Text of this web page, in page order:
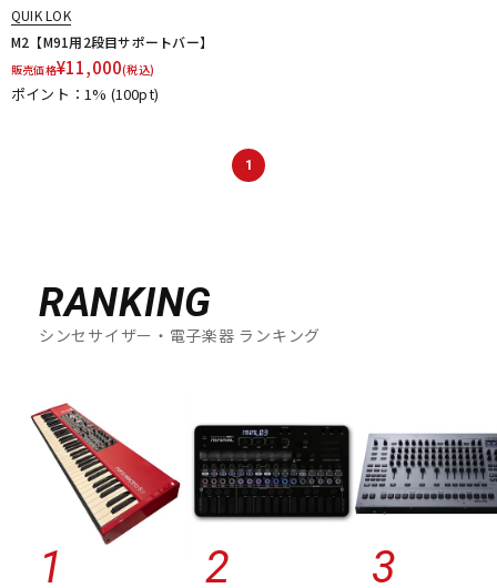
QUIK LOK
M2【M91用2段目サポートバー】
販売価格¥11,000(税込)
ポイント：1% (100pt)
1
RANKING
シンセサイザー・電子楽器 ランキング